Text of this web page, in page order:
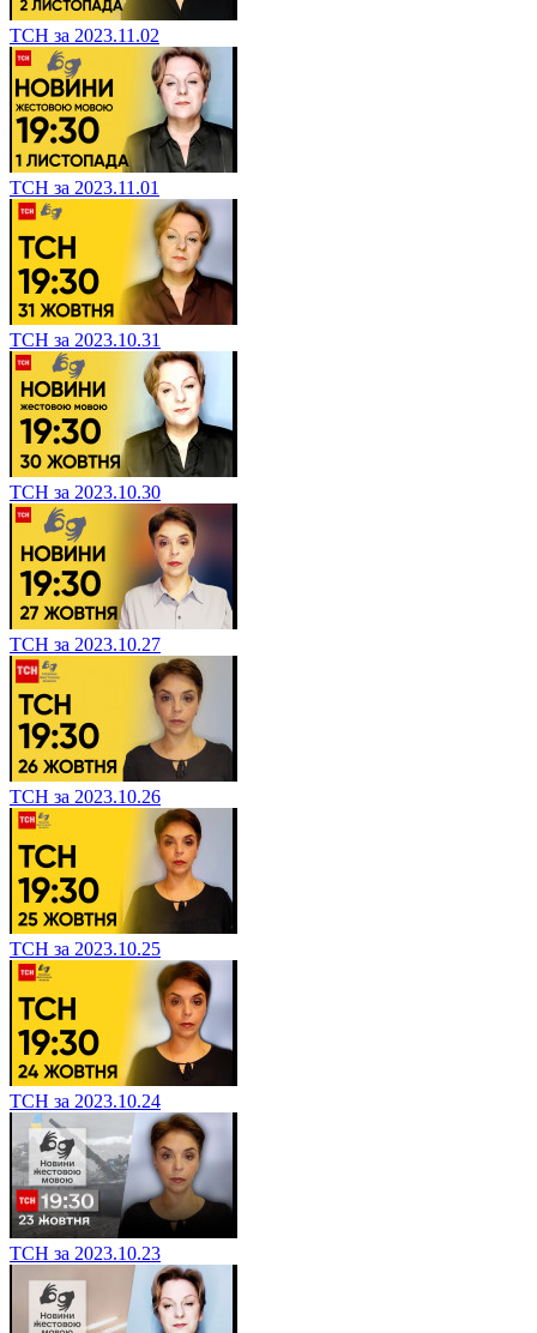
ТСН за 2023.11.02
ТСН за 2023.11.01
ТСН за 2023.10.31
ТСН за 2023.10.30
ТСН за 2023.10.27
ТСН за 2023.10.26
ТСН за 2023.10.25
ТСН за 2023.10.24
ТСН за 2023.10.23